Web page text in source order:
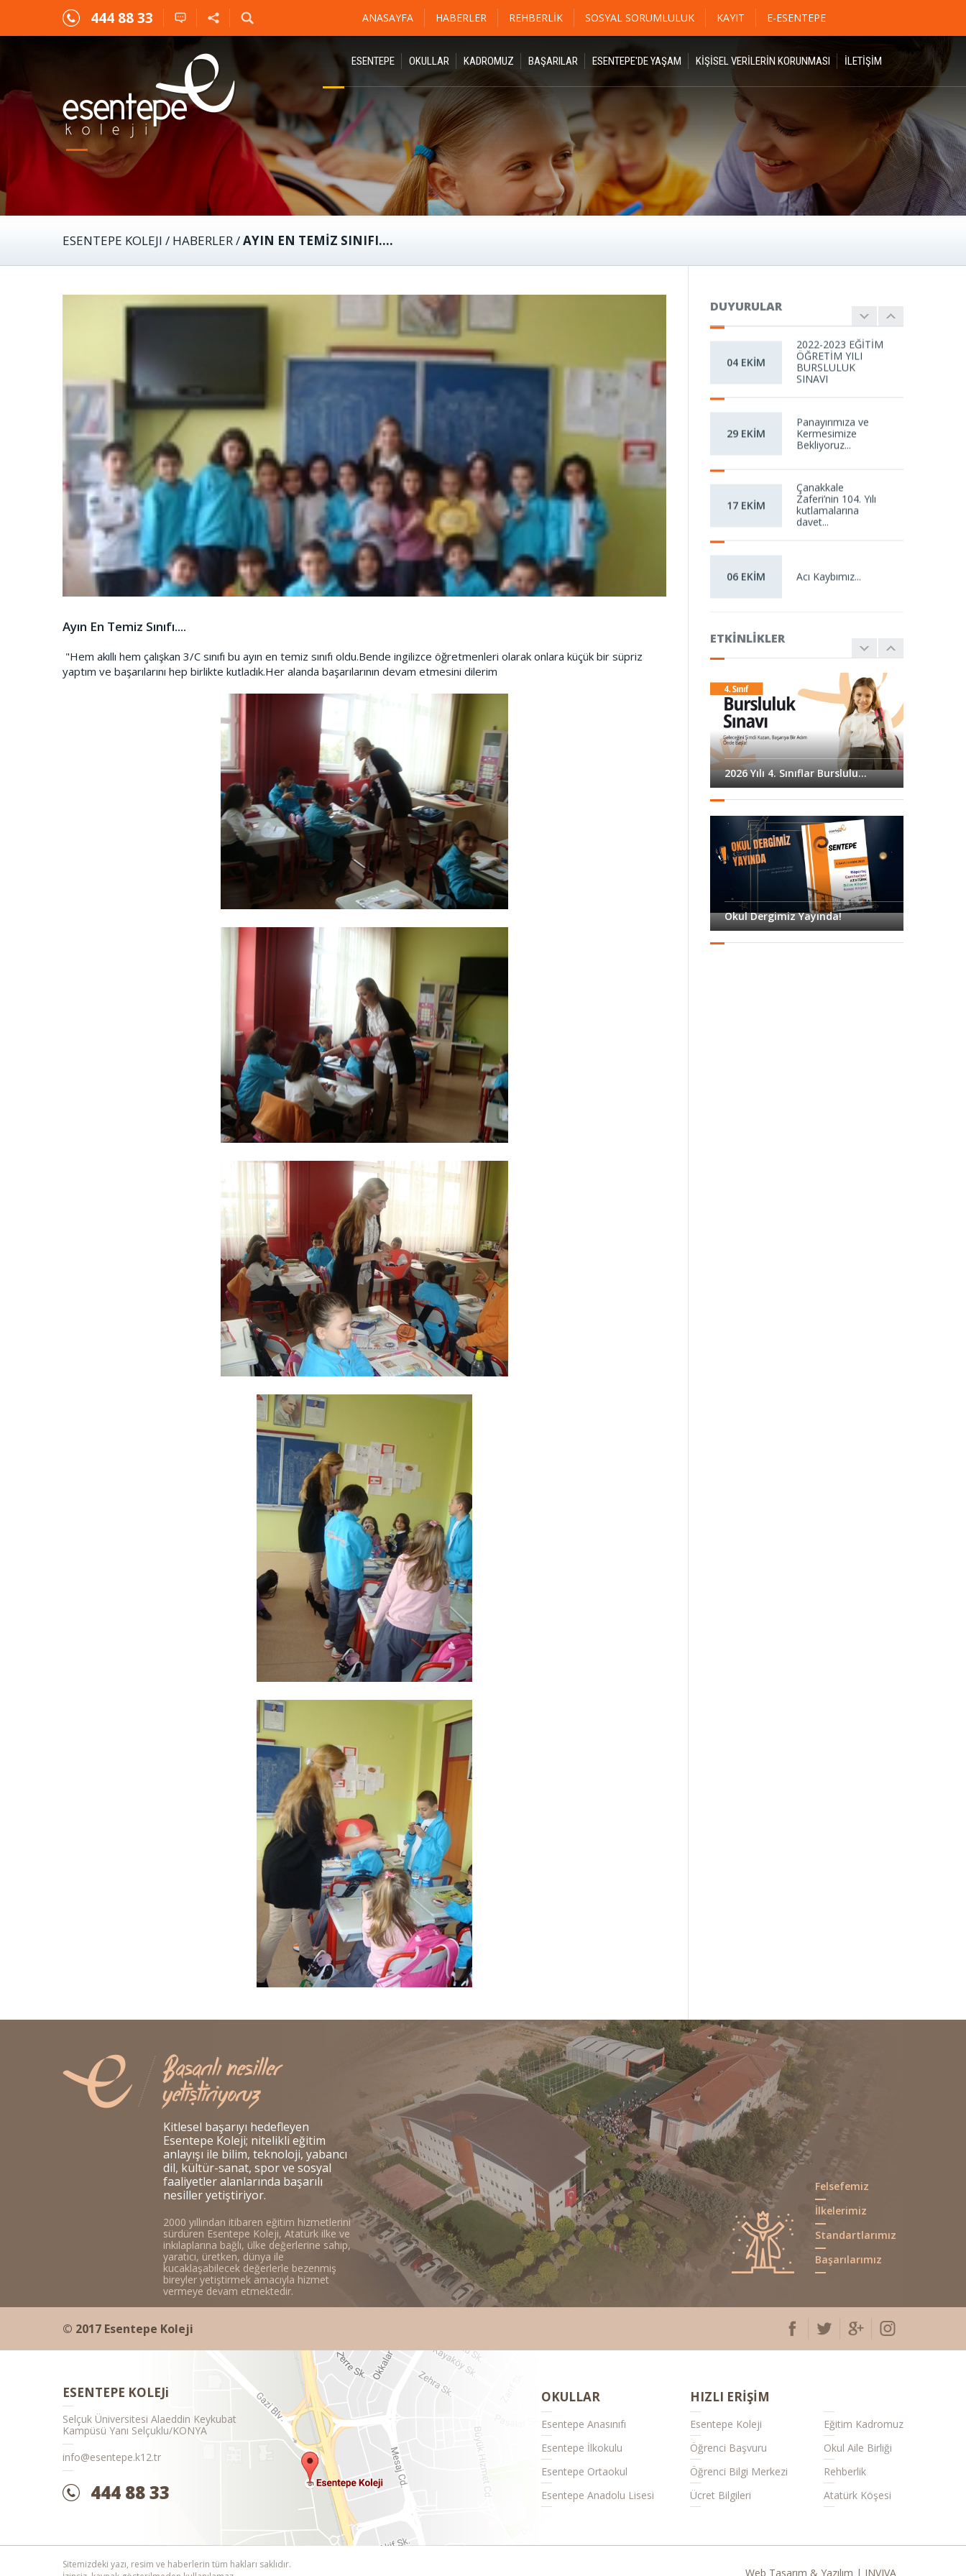
444 88 33 ANASAYFA HABERLER REHBERLIK SOSYAL SORUMLULUK KAYIT E-ESENTEPE
ESENTEPE OKULLAR KADROMUZ BAŞARILAR ESENTEPE'DE YAŞAM KİŞİSEL VERİLERİN KORUNMASI İLETIŞIM
ESENTEPE KOLEJI / HABERLER/AYIN EN TEMIZ SINIFI....
Ayın En Temiz Sınıfı....
"Hem akıllı hem çalışkan 3/C sınıfı bu ayın en temiz sınıfı oldu.Bende ingilizce öğretmenleri olarak onlara küçük bir süpriz
yaptım ve başarılarını hep birlikte kutladık.Her alanda başarılarının devam etmesini dilerim
DUYURULAR
04 EKİM
2022-2023 EĞİTİM
ÖĞRETİM YILI
BURSLULUK
SINAVI
29 EKİM
Panayırımıza ve
Kermesimize
Bekliyoruz...
17 EKİM
Çanakkale
Zaferi’nin 104. Yılı
kutlamalarına
davet...
06 EKİM Acı Kaybımız...
spor bayramı...
09 EKİM
"AH ŞU
BÜYÜKLER" adlı
tiyatro oyunumuza
davetlisin...
12 EKİM
23 Nisan Ulusal
Egemenlik ve
Çocuk Bayramı
11 EKİM
Prof Dr. Doğan
CÜCELOĞLU ile
"Aile Üstüne Bir
Sohb...
17 EKİM
Çanakkale Zaferi
Anma
Programımıza
ETKINLIKLER
2026 4. SINIFLAR BURSLULUK SIN...
2026 Yılı 4. Sınıflar Burslulu...
Okul Dergimiz Yayında!
18 Mart Çanakkale Zaferi Anma...
Web 2.0 ve yapay zeka araçları...
Kitlesel başarıyı hedefleyen
Esentepe Koleji; nitelikli eğitim
anlayışı ile bilim, teknoloji, yabancı
dil, kültür-sanat, spor ve sosyal
faaliyetler alanlarında başarılı
nesiller yetiştiriyor.
2000 yıllından itibaren eğitim hizmetlerini
sürdüren Esentepe Koleji, Atatürk ilke ve
inkılaplarına bağlı, ülke değerlerine sahip,
yaratıcı, üretken, dünya ile
kucaklaşabilecek değerlerle bezenmiş
bireyler yetiştirmek amacıyla hizmet
vermeye devam etmektedir.
Felsefemiz
İlkelerimiz
Standartlarımız
Başarılarımız
© 2017 Esentepe Koleji
ESENTEPE KOLEJi
Selçuk Üniversitesi Alaeddin Keykubat
Kampüsü Yanı Selçuklu/KONYA
info@esentepe.k12.tr
444 88 33
OKULLAR
Esentepe Anasınıfı
Esentepe İlkokulu
Esentepe Ortaokul
Esentepe Anadolu Lisesi
HIZLI ERİŞİM
Esentepe Koleji
Öğrenci Başvuru
Öğrenci Bilgi Merkezi
Ücret Bilgileri
Eğitim Kadromuz
Okul Aile Birliği
Rehberlik
Atatürk Köşesi
Sitemizdeki yazı, resim ve haberlerin tüm hakları saklıdır.
Web Tasarım & Yazılım | INVIVA